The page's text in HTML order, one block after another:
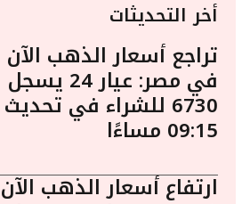
أخر التحديثات
تراجع أسعار الذهب الآن
في مصر: عيار 24 يسجل
6730 للشراء في تحديث
09:15 مساءًا
ارتفاع أسعار الذهب الآن